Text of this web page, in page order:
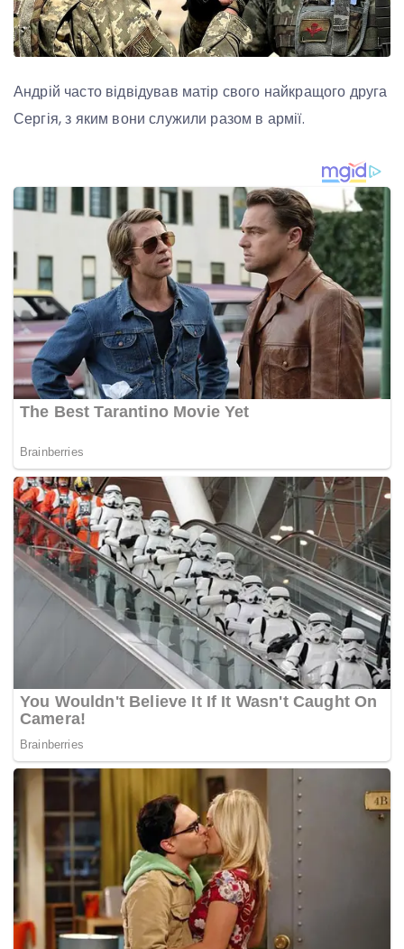
Андрій часто відвідував матір свого найкращого друга
Сергія, з яким вони служили разом в армії.